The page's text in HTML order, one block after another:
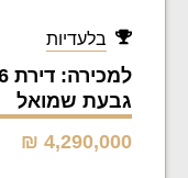
בלעדיות
גבעת שמואל
4,290,000 ₪